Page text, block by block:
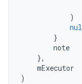
)
}
note
},
mExecutor
)